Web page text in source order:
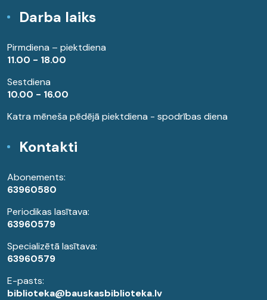
Darba laiks
Pirmdiena – piektdiena
11.00 - 18.00
Sestdiena
10.00 - 16.00
Katra mēneša pēdējā piektdiena - spodrības diena
Kontakti
Abonements:
63960580
Periodikas lasītava:
63960579
Specializētā lasītava:
63960579
E-pasts:
biblioteka@bauskasbiblioteka.lv